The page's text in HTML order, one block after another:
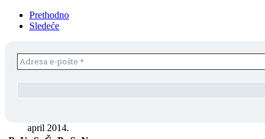
Prethodno
Sledeće
april 2014.